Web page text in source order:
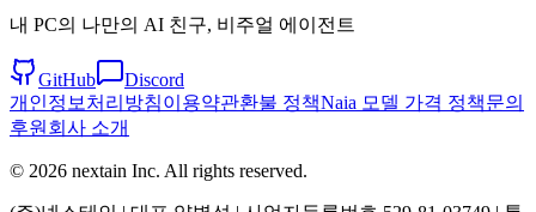
내 PC의 나만의 AI 친구, 비주얼 에이전트
GitHub
Discord
개인정보처리방침이용약관환불 정책Naia 모델 가격 정책문의
후원 회사 소개
© 2026 nextain Inc. All rights reserved.